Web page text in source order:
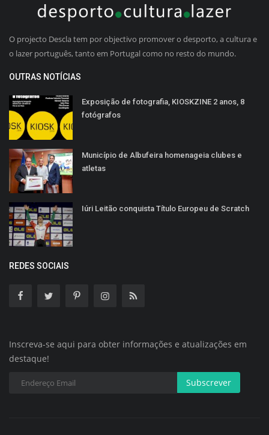
O projecto Descla tem por objectivo promover o desporto, a cultura e
o lazer português, tanto em Portugal como no resto do mundo.
OUTRAS NOTÍCIAS
Exposição de fotografia, KIOSKZINE 2 anos, 8
fotógrafos
Município de Albufeira homenageia clubes e
atletas
Iúri Leitão conquista Título Europeu de Scratch
REDES SOCIAIS
Inscreva-se aqui para obter informações e atualizações em
destaque!
Subscrever